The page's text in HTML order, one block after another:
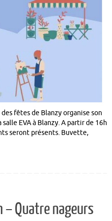
fêtes de Blanzy organise son
EVA à Blanzy. A partir de 16h
seront présents. Buvette,
Quatre nageurs